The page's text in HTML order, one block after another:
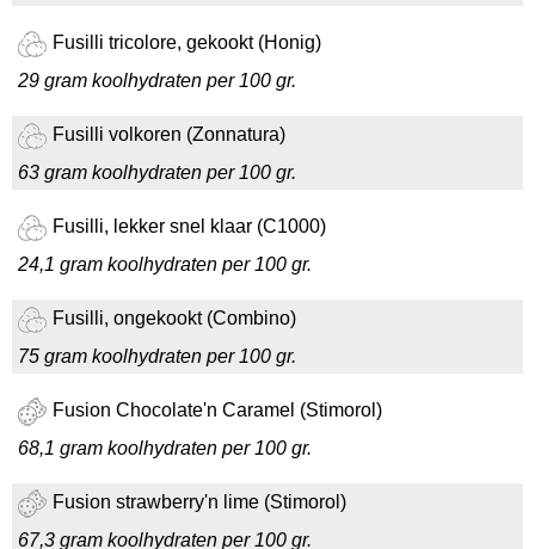
Fusilli tricolore, gekookt (Honig)
29 gram koolhydraten per 100 gr.
Fusilli volkoren (Zonnatura)
63 gram koolhydraten per 100 gr.
Fusilli, lekker snel klaar (C1000)
24,1 gram koolhydraten per 100 gr.
Fusilli, ongekookt (Combino)
75 gram koolhydraten per 100 gr.
Fusion Chocolate'n Caramel (Stimorol)
68,1 gram koolhydraten per 100 gr.
Fusion strawberry'n lime (Stimorol)
67,3 gram koolhydraten per 100 gr.